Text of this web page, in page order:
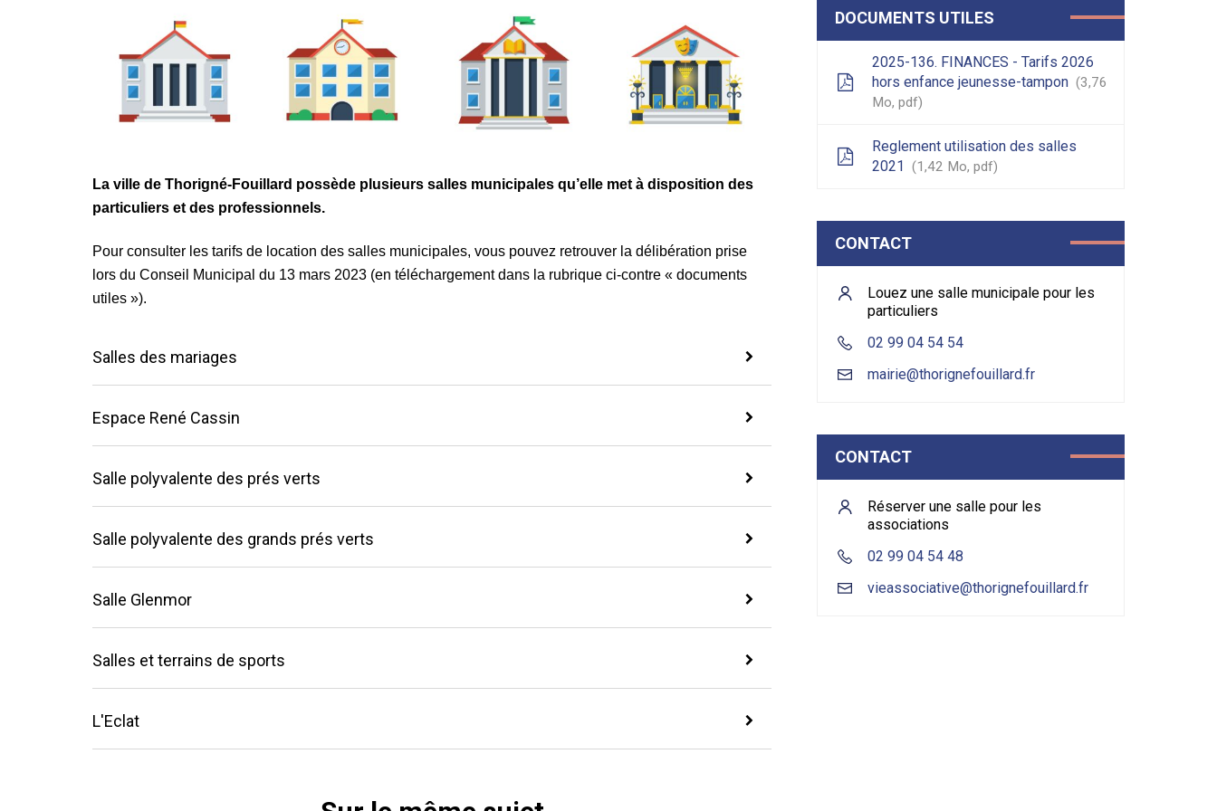
La ville de Thorigné-Fouillard possède plusieurs salles municipales qu’elle met à disposition des
particuliers et des professionnels.
Pour consulter les tarifs de location des salles municipales, vous pouvez retrouver la délibération prise
lors du Conseil Municipal du 13 mars 2023 (en téléchargement dans la rubrique ci-contre « documents
utiles »).
Salles des mariages
Espace René Cassin
Salle polyvalente des prés verts
Salle polyvalente des grands prés verts
Salle Glenmor
Salles et terrains de sports
L'Eclat
DOCUMENTS UTILES
2025-136. FINANCES - Tarifs 2026
hors enfance jeunesse-tampon
3,76
Mo, pdf
Reglement utilisation des salles
2021
1,42 Mo, pdf
CONTACT
Louez une salle municipale pour les
particuliers
02 99 04 54 54
mairie@thorignefouillard.fr
CONTACT
Réserver une salle pour les
associations
02 99 04 54 48
vieassociative@thorignefouillard.fr